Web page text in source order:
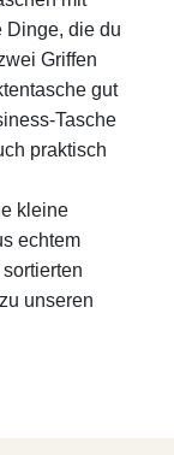
Dinge, die du
Griffen
gut
Tasche
praktisch
kleine
echtem
unseren